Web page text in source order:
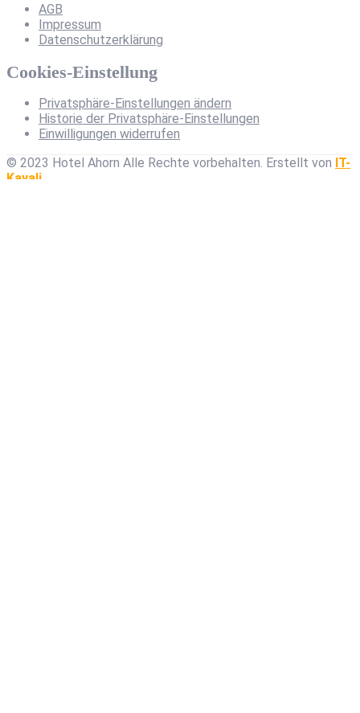
AGB
Impressum
Datenschutzerklärung
Cookies-Einstellung
Privatsphäre-Einstellungen ändern
Historie der Privatsphäre-Einstellungen
Einwilligungen widerrufen
© 2023 Hotel Ahorn Alle Rechte vorbehalten. Erstellt von IT-
Kayali